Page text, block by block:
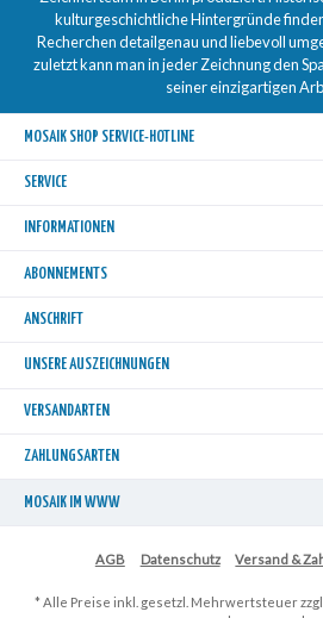
kulturgeschichtliche Hintergründe
Recherchen detailgenau und liebevoll
zuletzt kann man in jeder Zeichnung den
seiner einzigartigen
MOSAIK SHOP SERVICE-HOTLINE
SERVICE
INFORMATIONEN
ABONNEMENTS
ANSCHRIFT
UNSERE AUSZEICHNUNGEN
VERSANDARTEN
ZAHLUNGSARTEN
MOSAIK IM WWW
AGB Datenschutz Versand &
* Alle Preise inkl. gesetzl. Mehrwertsteuer zzgl.